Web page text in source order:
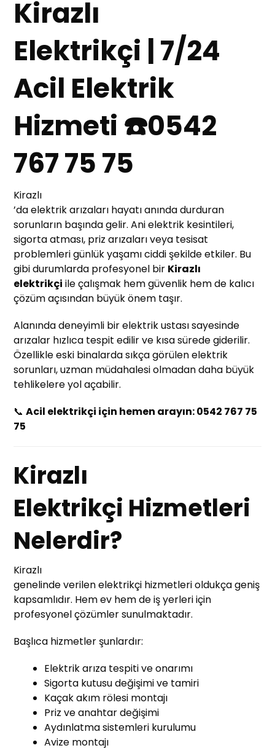
Kirazlı
Elektrikçi | 7/24
Acil Elektrik
Hizmeti ☎️0542
767 75 75
Kirazlı
’da elektrik arızaları hayatı anında durduran
sorunların başında gelir. Ani elektrik kesintileri,
sigorta atması, priz arızaları veya tesisat
problemleri günlük yaşamı ciddi şekilde etkiler. Bu
gibi durumlarda profesyonel bir Kirazlı
elektrikçi ile çalışmak hem güvenlik hem de kalıcı
çözüm açısından büyük önem taşır.
Alanında deneyimli bir elektrik ustası sayesinde
arızalar hızlıca tespit edilir ve kısa sürede giderilir.
Özellikle eski binalarda sıkça görülen elektrik
sorunları, uzman müdahalesi olmadan daha büyük
tehlikelere yol açabilir.
📞Acil elektrikçi için hemen arayın: 0542 767 75
75
Kirazlı
Elektrikçi Hizmetleri
Nelerdir?
Kirazlı
genelinde verilen elektrikçi hizmetleri oldukça geniş
kapsamlıdır. Hem ev hem de iş yerleri için
profesyonel çözümler sunulmaktadır.
Başlıca hizmetler şunlardır:
Elektrik arıza tespiti ve onarımı
Sigorta kutusu değişimi ve tamiri
Kaçak akım rölesi montajı
Priz ve anahtar değişimi
Aydınlatma sistemleri kurulumu
Avize montajı